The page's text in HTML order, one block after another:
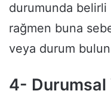
durumunda belirli
rağmen buna
veya durum
4- Durumsal